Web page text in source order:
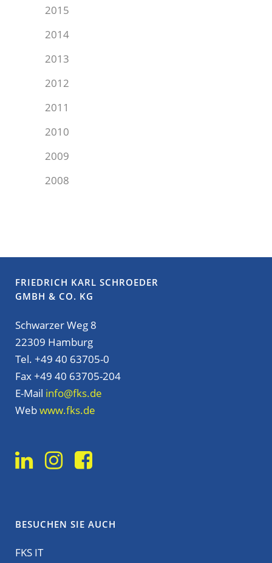
2015
2014
2013
2012
2011
2010
2009
2008
FRIEDRICH KARL SCHROEDER
GMBH & CO. KG
Schwarzer Weg 8
22309 Hamburg
Tel. +49 40 63705-0
Fax +49 40 63705-204
E-Mail info@fks.de
Webwww.fks.de
BESUCHEN SIE AUCH
FKS IT